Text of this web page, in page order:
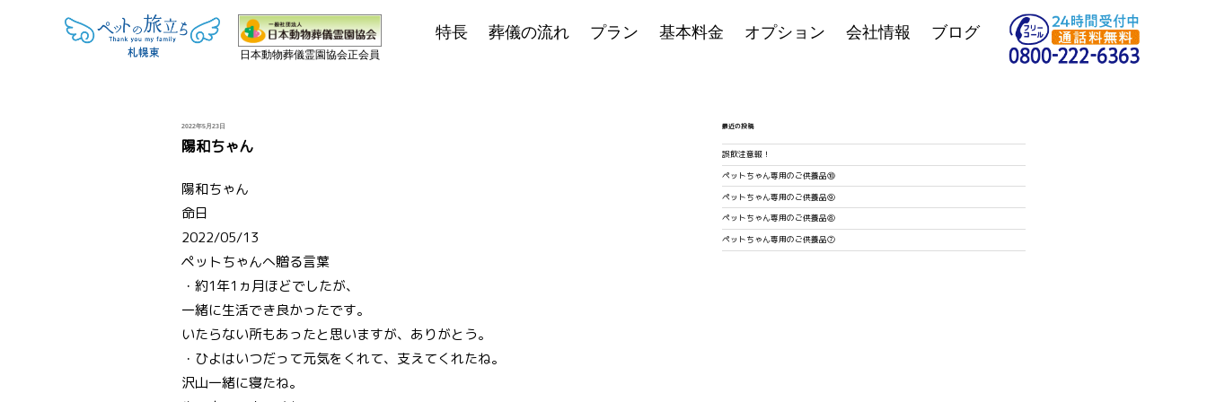
日本動物葬儀霊園協会正会員
特長 葬儀の流れ プラン 基本料金 オプション 会社情報 ブログ
投
日:
2022年5月23日
陽和ちゃん
陽和ちゃん
命日
2022/05/13
ペットちゃんへ贈る言葉
・約1年1ヵ月ほどでしたが、
一緒に生活でき良かったです。
いたらない所もあったと思いますが、ありがとう。
・ひよはいつだって元気をくれて、支えてくれたね。
沢山一緒に寝たね。
最近の投稿
誤飲注意報！
ペットちゃん専用のご供養品⑩
ペットちゃん専用のご供養品⑨
ペットちゃん専用のご供養品⑧
ペットちゃん専用のご供養品⑦